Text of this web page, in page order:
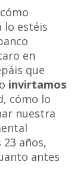
lo estéis
en
que
invirtamos
cómo lo
nuestra
años,
antes